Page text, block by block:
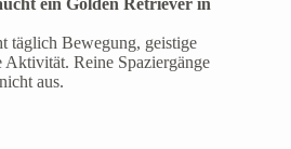
ein Golden Retriever in
täglich Bewegung, geistige
Aktivität. Reine Spaziergänge
aus.